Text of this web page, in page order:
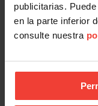
publicitarias.
en la parte inferior
consulte nuestra